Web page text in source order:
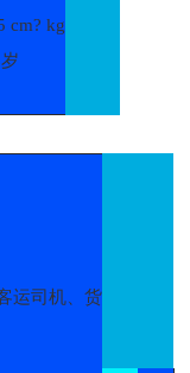
cm? kg
运司机、货